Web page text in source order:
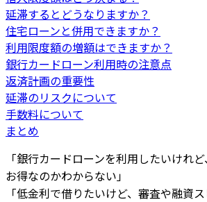
延滞するとどうなりますか？
住宅ローンと併用できますか？
利用限度額の増額はできますか？
銀行カードローン利用時の注意点
返済計画の重要性
延滞のリスクについて
手数料について
まとめ
「銀行カードローンを利用したいけれ
お得なのかわからない」
「低金利で借りたいけど、審査や融資